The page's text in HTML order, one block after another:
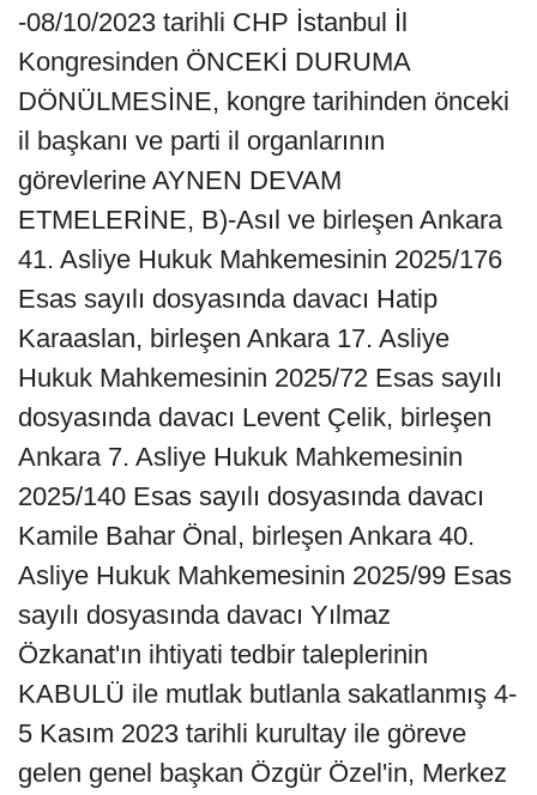
-08/10/2023 tarihli CHP İstanbul İl
Kongresinden ÖNCEKİ DURUMA
DÖNÜLMESİNE, kongre tarihinden önceki
il başkanı ve parti il organlarının
görevlerine AYNEN DEVAM
ETMELERİNE, B)-Asıl ve birleşen Ankara
41. Asliye Hukuk Mahkemesinin 2025/176
Esas sayılı dosyasında davacı Hatip
Karaaslan, birleşen Ankara 17. Asliye
Hukuk Mahkemesinin 2025/72 Esas sayılı
dosyasında davacı Levent Çelik, birleşen
Ankara 7. Asliye Hukuk Mahkemesinin
2025/140 Esas sayılı dosyasında davacı
Kamile Bahar Önal, birleşen Ankara 40.
Asliye Hukuk Mahkemesinin 2025/99 Esas
sayılı dosyasında davacı Yılmaz
Özkanat'ın ihtiyati tedbir taleplerinin
KABULÜ ile mutlak butlanla sakatlanmış 4-
5 Kasım 2023 tarihli kurultay ile göreve
gelen genel başkan Özgür Özel'in, Merkez